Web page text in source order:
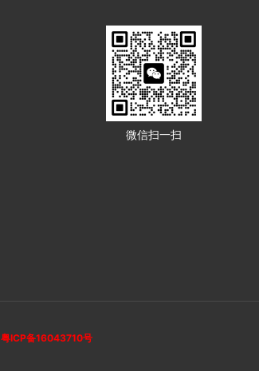
微信扫一扫
粤ICP备16043710号